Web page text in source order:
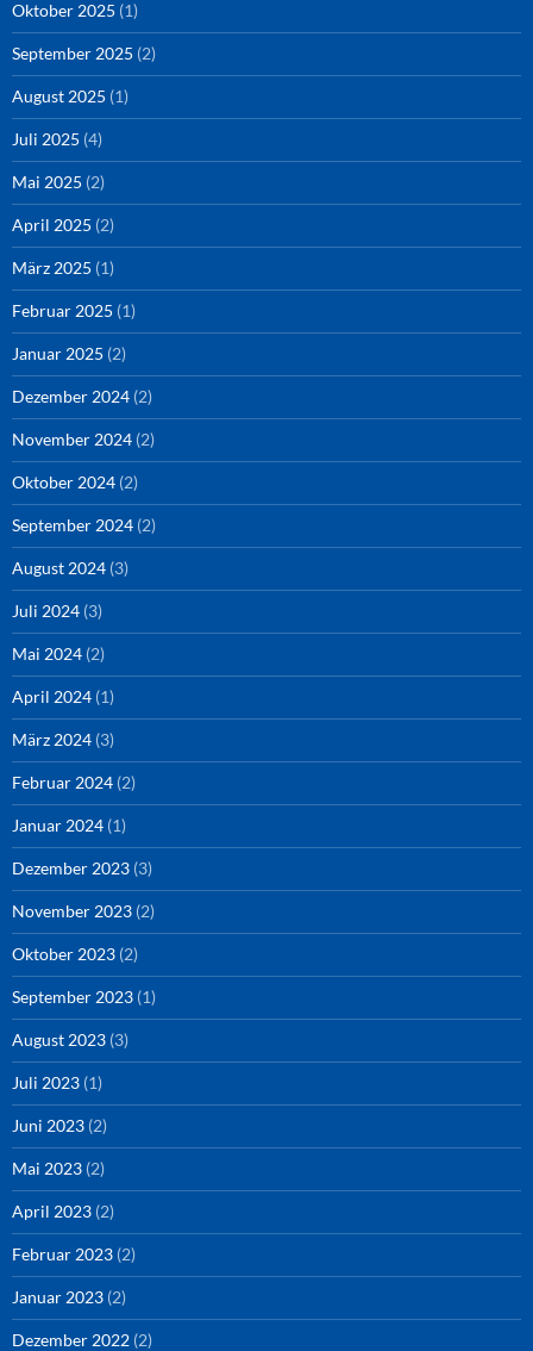
Oktober 2025 (1)
September 2025 (2)
August 2025 (1)
Juli 2025 (4)
Mai 2025 (2)
April 2025 (2)
März 2025 (1)
Februar 2025 (1)
Januar 2025 (2)
Dezember 2024 (2)
November 2024 (2)
Oktober 2024 (2)
September 2024 (2)
August 2024 (3)
Juli 2024 (3)
Mai 2024 (2)
April 2024 (1)
März 2024 (3)
Februar 2024 (2)
Januar 2024 (1)
Dezember 2023 (3)
November 2023 (2)
Oktober 2023 (2)
September 2023 (1)
August 2023 (3)
Juli 2023 (1)
Juni 2023 (2)
Mai 2023 (2)
April 2023 (2)
Februar 2023 (2)
Januar 2023 (2)
Dezember 2022 (2)